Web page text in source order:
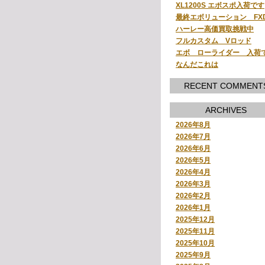
XL1200S エボスポ入荷です
最終エボリューション
ハーレー高価買取挑戦中
フルカスタム Vロッド
エボ ローライダー 入荷
なんだこれは
RECENT
ARCHIVES
2026年8月
2026年7月
2026年6月
2026年5月
2026年4月
2026年3月
2026年2月
2026年1月
2025年12月
2025年11月
2025年10月
2025年9月